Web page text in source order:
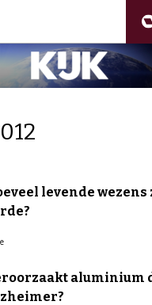
levende wezens
aluminium